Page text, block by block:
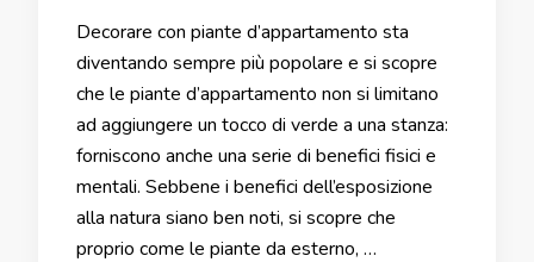
Decorare con piante d’appartamento sta
diventando sempre più popolare e si scopre
che le piante d’appartamento non si limitano
ad aggiungere un tocco di verde a una stanza:
forniscono anche una serie di benefici fisici e
mentali. Sebbene i benefici dell’esposizione
alla natura siano ben noti, si scopre che
proprio come le piante da esterno, …